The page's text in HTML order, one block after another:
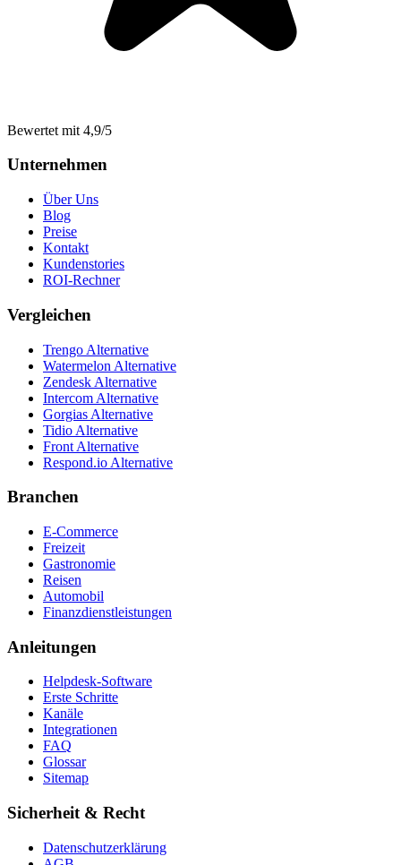
Bewertet mit 4,9/5
Unternehmen
Über Uns
Blog
Preise
Kontakt
Kundenstories
ROI-Rechner
Vergleichen
Trengo Alternative
Watermelon Alternative
Zendesk Alternative
Intercom Alternative
Gorgias Alternative
Tidio Alternative
Front Alternative
Respond.io Alternative
Branchen
E-Commerce
Freizeit
Gastronomie
Reisen
Automobil
Finanzdienstleistungen
Anleitungen
Helpdesk-Software
Erste Schritte
Kanäle
Integrationen
FAQ
Glossar
Sitemap
Sicherheit & Recht
Datenschutzerklärung